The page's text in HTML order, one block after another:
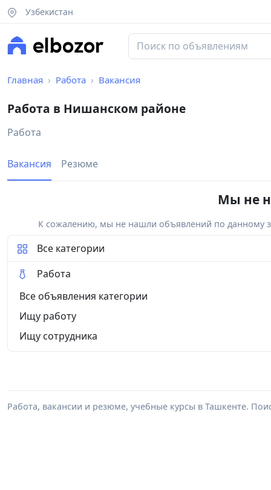
Узбекистан
Главная Работа Вакансия
Работа в Нишанском районе
Работа
Вакансия Резюме
Мы не
К сожалению, мы не нашли объявлений по данному
Все категории
Работа
Все объявления категории
Ищу работу
Ищу сотрудника
Работа, вакансии и резюме, учебные курсы в Ташкенте.